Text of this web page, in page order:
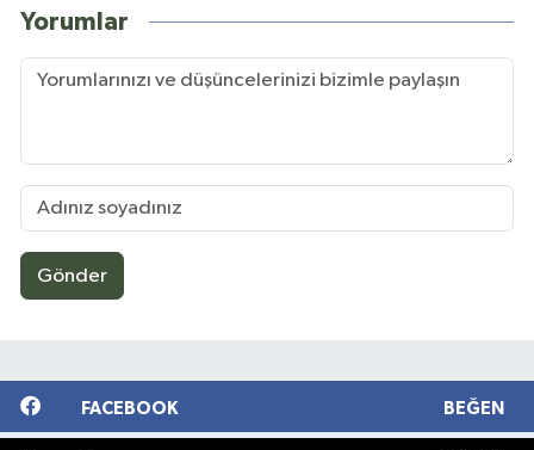
Yorumlar
Gönder
FACEBOOK BEĞEN